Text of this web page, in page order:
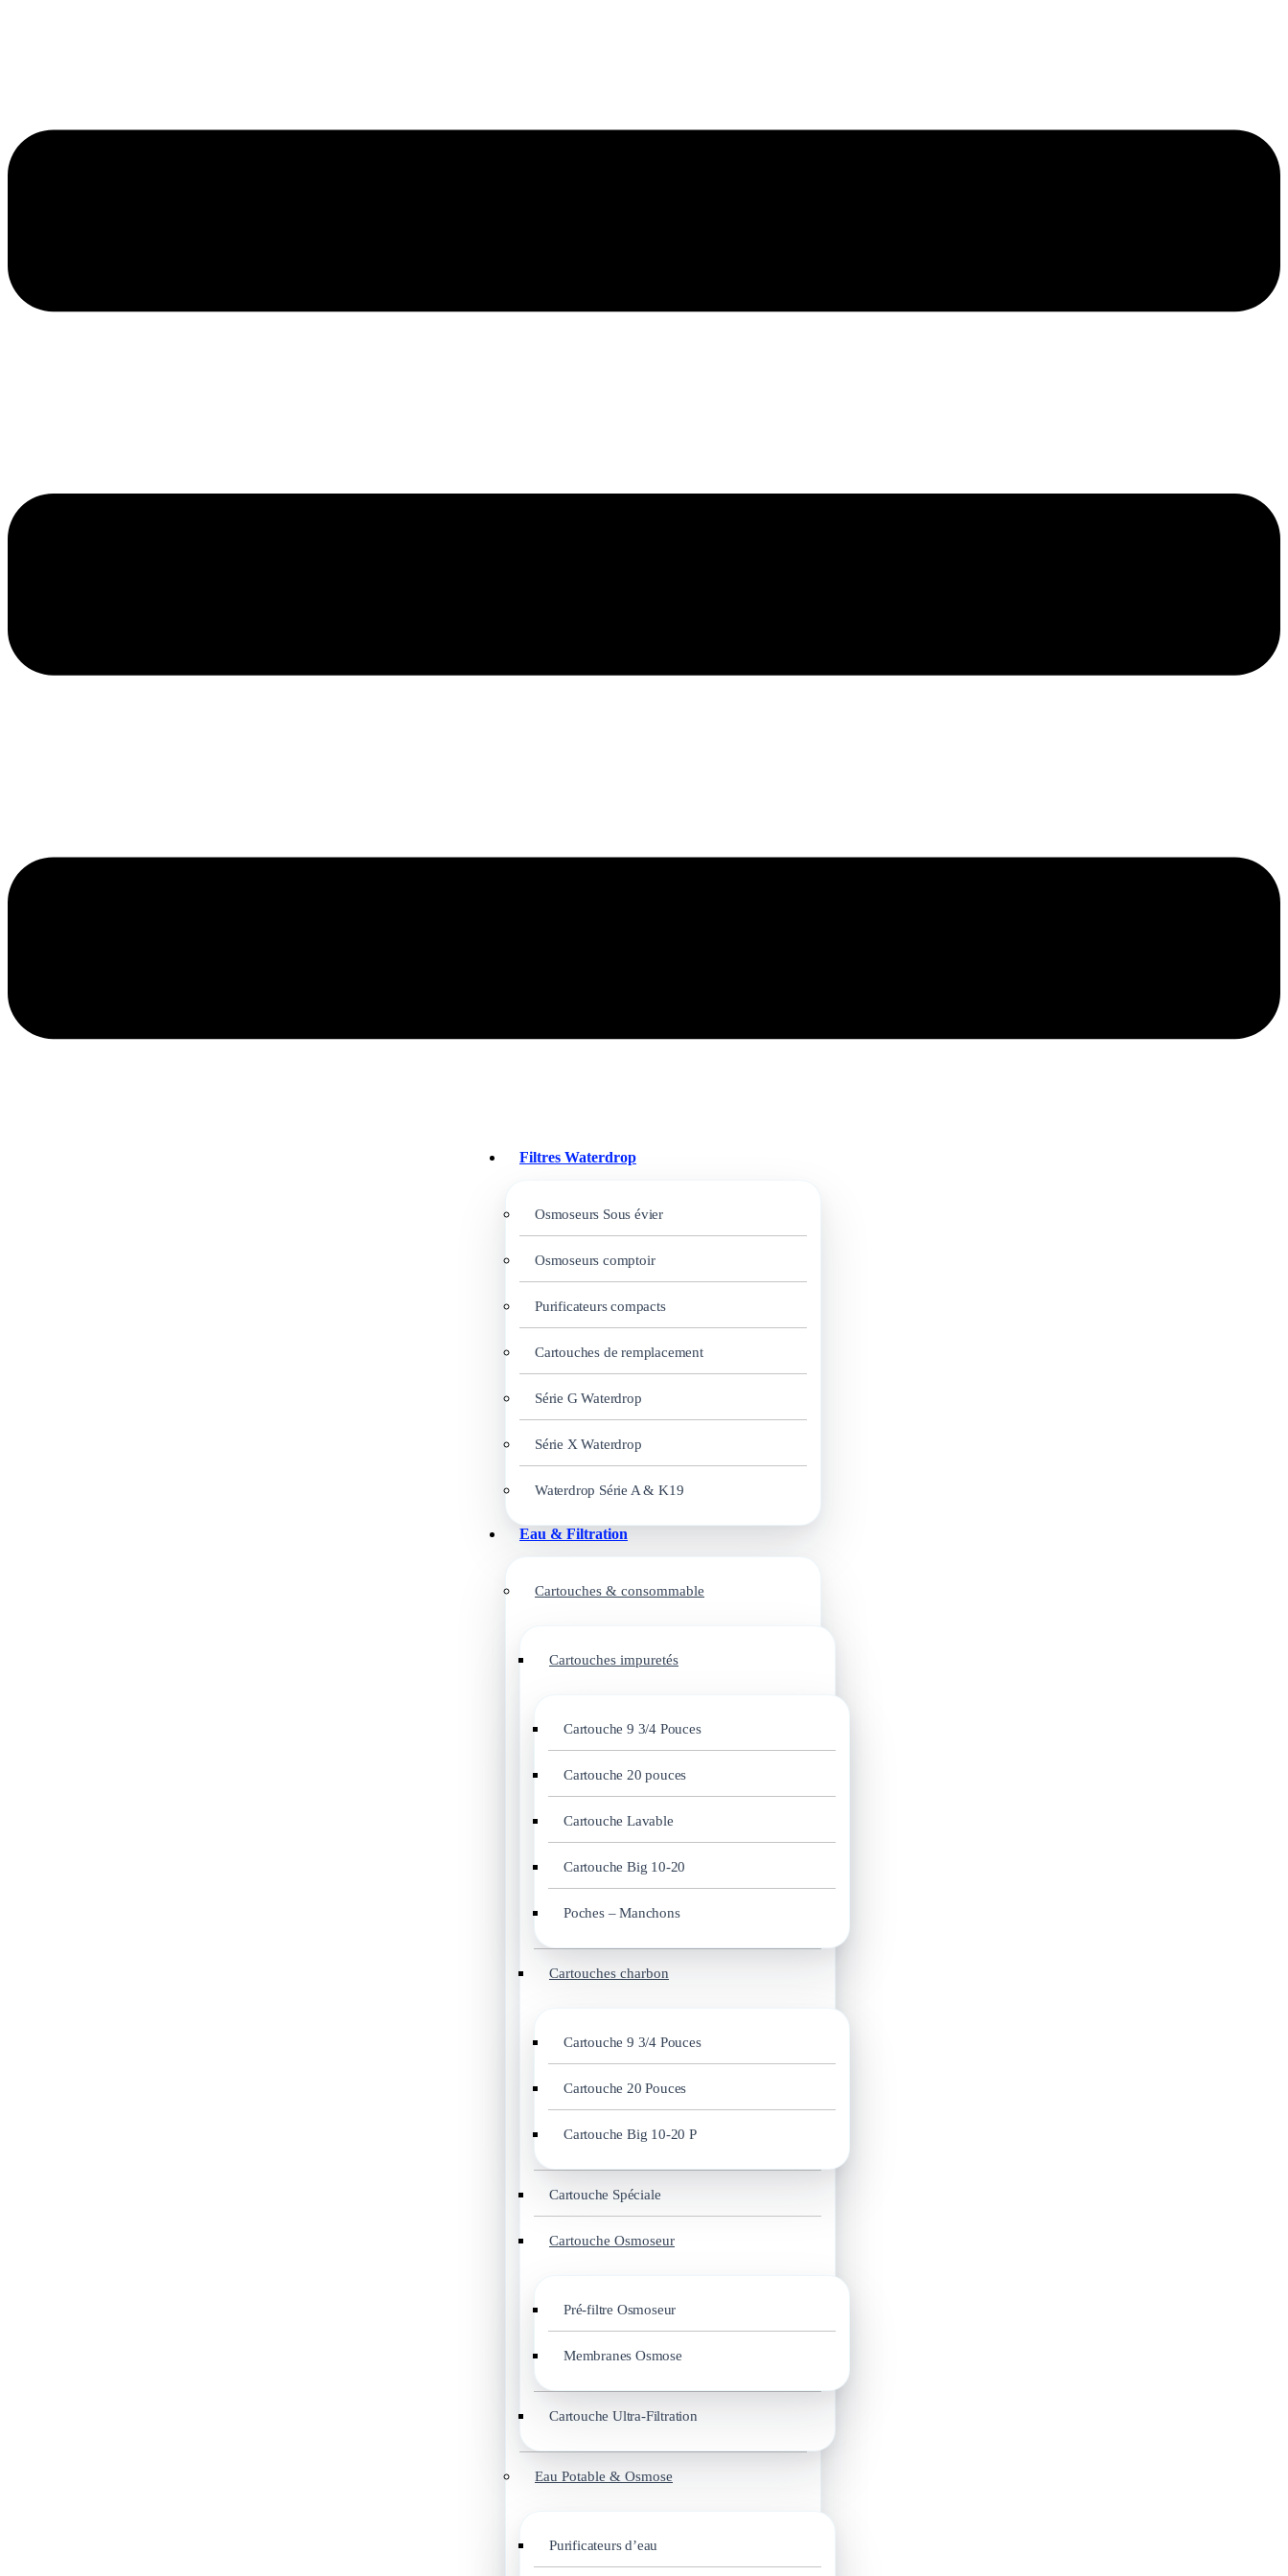
Filtres Waterdrop
Osmoseurs Sous évier
Osmoseurs comptoir
Purificateurs compacts
Cartouches de remplacement
Série G Waterdrop
Série X Waterdrop
Waterdrop Série A & K19
Eau & Filtration
Cartouches & consommable
Cartouches impuretés
Cartouche 9 3/4 Pouces
Cartouche 20 pouces
Cartouche Lavable
Cartouche Big 10-20
Poches – Manchons
Cartouches charbon
Cartouche 9 3/4 Pouces
Cartouche 20 Pouces
Cartouche Big 10-20 P
Cartouche Spéciale
Cartouche Osmoseur
Pré-filtre Osmoseur
Membranes Osmose
Cartouche Ultra-Filtration
Eau Potable & Osmose
Purificateurs d’eau